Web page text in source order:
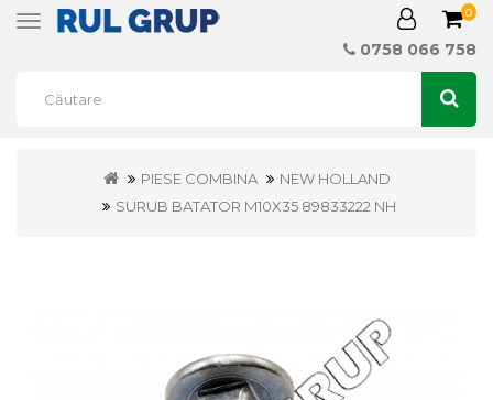
Toggle
0
0758 066 758
PIESE COMBINA
NEW HOLLAND
SURUB BATATOR M10X35 89833222 NH